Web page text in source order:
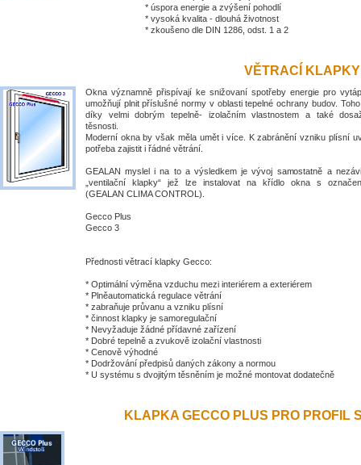
* úspora energie a zvýšení pohodlí
* vysoká kvalita - dlouhá životnost
* zkoušeno dle DIN 1286, odst. 1 a 2
VĚTRACÍ
Okna významně přispívají ke snižovaní spotřeby energie pro
umožňují plnit příslušné normy v oblasti tepelné ochrany budov.
díky velmi dobrým tepelně- izolačním vlastnostem a také
těsnosti.
Moderní okna by však měla umět i více. K zabránění vzniku plísní
potřeba zajistit i řádné větrání.
GEALAN myslel i na to a výsledkem je vývoj samostatně a
„ventilační klapky“ jež lze instalovat na křídlo okna s
(GEALAN CLIMA CONTROL).
Gecco Plus
Gecco 3
Přednosti větrací klapky Gecco:
* Optimální výměna vzduchu mezi interiérem a exteriérem
* Plněautomatická regulace větrání
* zabraňuje průvanu a vzniku plísní
* činnost klapky je samoregulační
* Nevyžaduje žádné přídavné zařízení
* Dobré tepelně a zvukově izolační vlastnosti
* Cenově výhodné
* Dodržování předpisů daných zákony a normou
* U systému s dvojitým těsněním je možné montovat dodatečně
KLAPKA GECCO PLUS PRO PROFIL